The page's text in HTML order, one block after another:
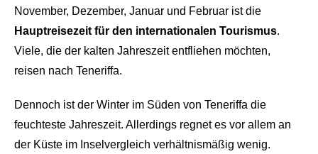
November, Dezember, Januar und Februar ist die
Hauptreisezeit für den internationalen Tourismus.
Viele, die der kalten Jahreszeit entfliehen möchten,
reisen nach Teneriffa.
Dennoch ist der Winter im Süden von Teneriffa die
feuchteste Jahreszeit. Allerdings regnet es vor allem an
der Küste im Inselvergleich verhältnismäßig wenig.